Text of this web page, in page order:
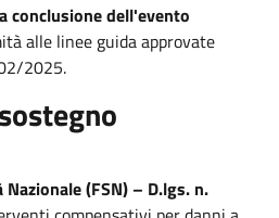
conclusione dell'evento
alle linee guida approvate
2025.
(FSN) – D.lgs. n.